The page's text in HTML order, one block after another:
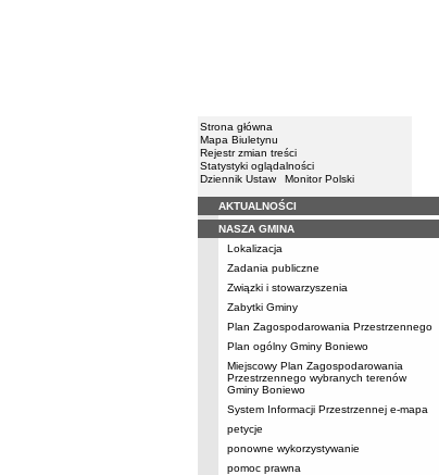
Strona główna
Mapa Biuletynu
Rejestr zmian treści
Statystyki oglądalności
Dziennik Ustaw
Monitor Polski
Menu
AKTUALNOŚCI
NASZA GMINA
Lokalizacja
Zadania publiczne
Związki i stowarzyszenia
Zabytki Gminy
Plan Zagospodarowania Przestrzennego
Plan ogólny Gminy Boniewo
Miejscowy Plan Zagospodarowania
Przestrzennego wybranych terenów
Gminy Boniewo
System Informacji Przestrzennej e-mapa
petycje
ponowne wykorzystywanie
pomoc prawna